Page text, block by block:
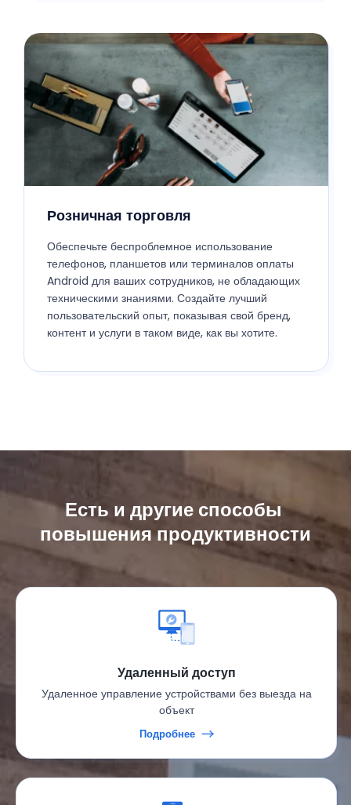
Розничная торговля
Обеспечьте беспроблемное использование
телефонов, планшетов или терминалов оплаты
Android для ваших сотрудников, не обладающих
техническими знаниями. Создайте лучший
пользовательский опыт, показывая свой бренд,
контент и услуги в таком виде, как вы хотите.
Есть и другие способы
повышения продуктивности
Удаленный доступ
Удаленное управление устройствами без выезда на
объект
Подробнее